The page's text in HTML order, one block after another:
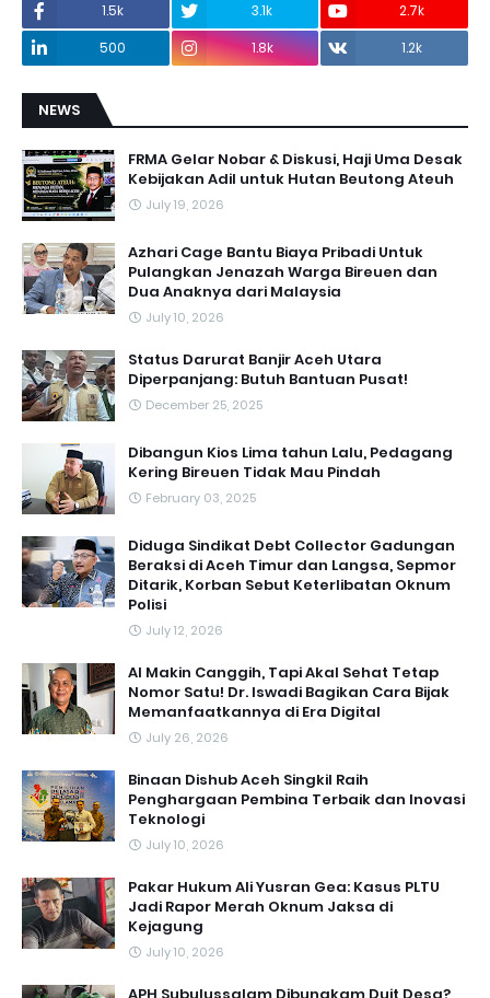
1.5k 3.1k
2.7k
500
1.8k 1.2k
NEWS
FRMA Gelar Nobar & Diskusi, Haji Uma Desak
Kebijakan Adil untuk Hutan Beutong Ateuh
July 19, 2026
Azhari Cage Bantu Biaya Pribadi Untuk
Pulangkan Jenazah Warga Bireuen dan
Dua Anaknya dari Malaysia
July 10, 2026
Status Darurat Banjir Aceh Utara
Diperpanjang: Butuh Bantuan Pusat!
December 25, 2025
Dibangun Kios Lima tahun Lalu, Pedagang
Kering Bireuen Tidak Mau Pindah
February 03, 2025
Diduga Sindikat Debt Collector Gadungan
Beraksi di Aceh Timur dan Langsa, Sepmor
Ditarik, Korban Sebut Keterlibatan Oknum
Polisi
July 12, 2026
AI Makin Canggih, Tapi Akal Sehat Tetap
Nomor Satu! Dr. Iswadi Bagikan Cara Bijak
Memanfaatkannya di Era Digital
July 26, 2026
Binaan Dishub Aceh Singkil Raih
Penghargaan Pembina Terbaik dan Inovasi
Teknologi
July 10, 2026
Pakar Hukum Ali Yusran Gea: Kasus PLTU
Jadi Rapor Merah Oknum Jaksa di
Kejagung
July 10, 2026